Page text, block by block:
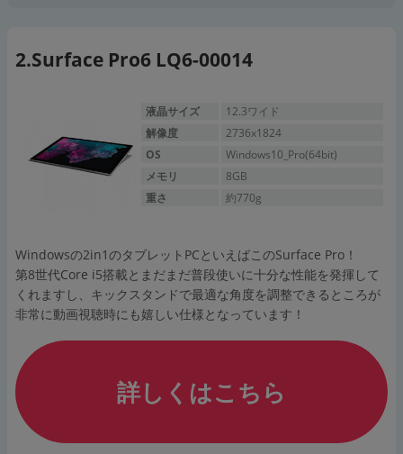
Surface Pro6 LQ6-00014
液晶サイズ
12.3ワイド
解像度
2736x1824
OS
Windows10_Pro(64bit)
メモリ
8GB
重さ
約770g
Windowsの2in1のタブレットPCといえばこのSurface Pro！
第8世代Core i5搭載とまだまだ普段使いに十分な性能を発揮して
くれますし、キックスタンドで最適な角度を調整できるところが
非常に動画視聴時にも嬉しい仕様となっています！
詳しくはこちら